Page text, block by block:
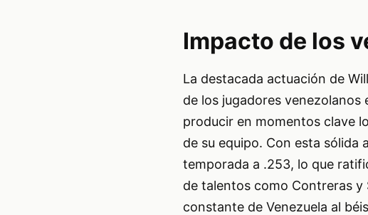
Impacto de los
La destacada actuación de
de los jugadores venezolanos
producir en momentos clave
de su equipo. Con esta sólida
temporada a .253, lo que
de talentos como Contreras y
constante de Venezuela al